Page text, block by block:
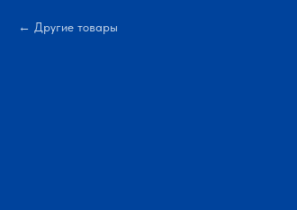
Другие товары